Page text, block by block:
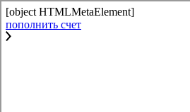
[object HTMLMetaElement]
пополнить счет